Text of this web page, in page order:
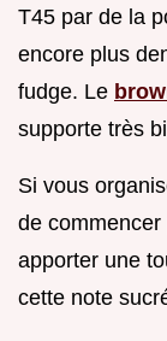
T45 par de la
encore plus
fudge. Le
supporte très
Si vous
de commencer
apporter une
cette note